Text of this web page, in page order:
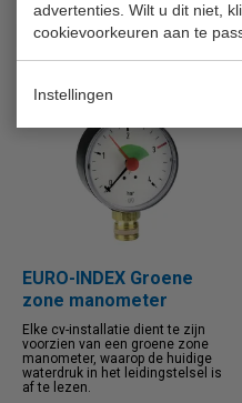
advertenties. Wilt u dit niet,
cookievoorkeuren aan te
Instellingen
Voeg toe aan
vergelijking
EURO-INDEX Groene
zone manometer
Elke cv-installatie dient te zijn
voorzien van een groene zone
manometer, waarop de huidige
waterdruk in het leidingstelsel is
af te lezen.